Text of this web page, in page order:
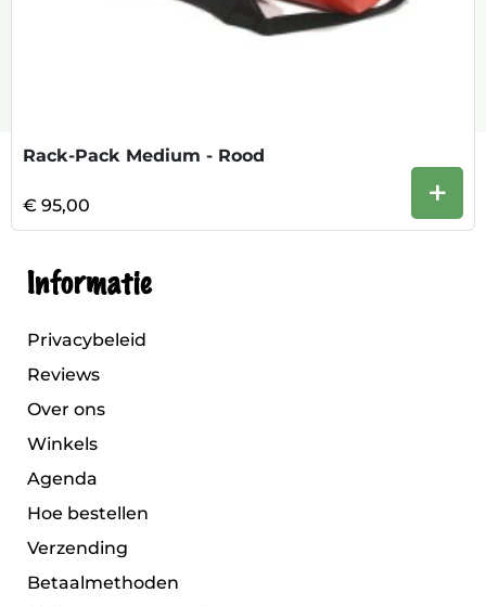
Rack-Pack Medium - Rood
€ 95,00 +
Informatie
Privacybeleid
Reviews
Over ons
Winkels
Agenda
Hoe bestellen
Verzending
Betaalmethoden